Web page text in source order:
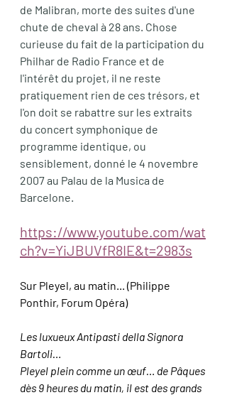
de Malibran, morte des suites d'une
chute de cheval à 28 ans. Chose
curieuse du fait de la participation du
Philhar de Radio France et de
l'intérêt du projet, il ne reste
pratiquement rien de ces trésors, et
l'on doit se rabattre sur les extraits
du concert symphonique de
programme identique, ou
sensiblement, donné le 4 novembre
2007 au Palau de la Musica de
Barcelone.
https://www.youtube.com/wat
ch?v=YiJBUVfR8IE&t=2983s
Sur Pleyel, au matin... (Philippe
Ponthir, Forum Opéra)
Les luxueux Antipasti della Signora
Bartoli…
Pleyel plein comme un œuf… de Pâques
dès 9 heures du matin, il est des grands